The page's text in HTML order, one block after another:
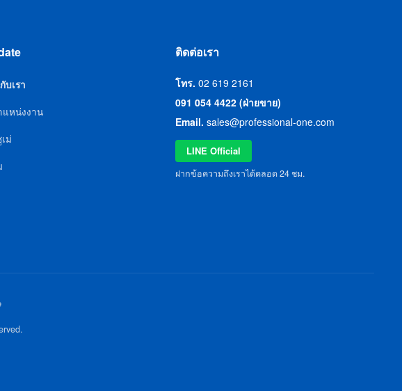
บเรา
หน่งงาน
ม่
ติดต่อเรา
โทร. 02 619 2161
091 054 4422 (ฝ่ายขาย)
Email. sales@professional-one.com
LINE Official
ฝากข้อความถึงเราได้ตลอด 24 ชม.